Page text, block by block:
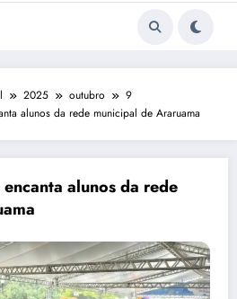
2025 outubro
9
alunos da rede municipal de Araruama
alunos da rede